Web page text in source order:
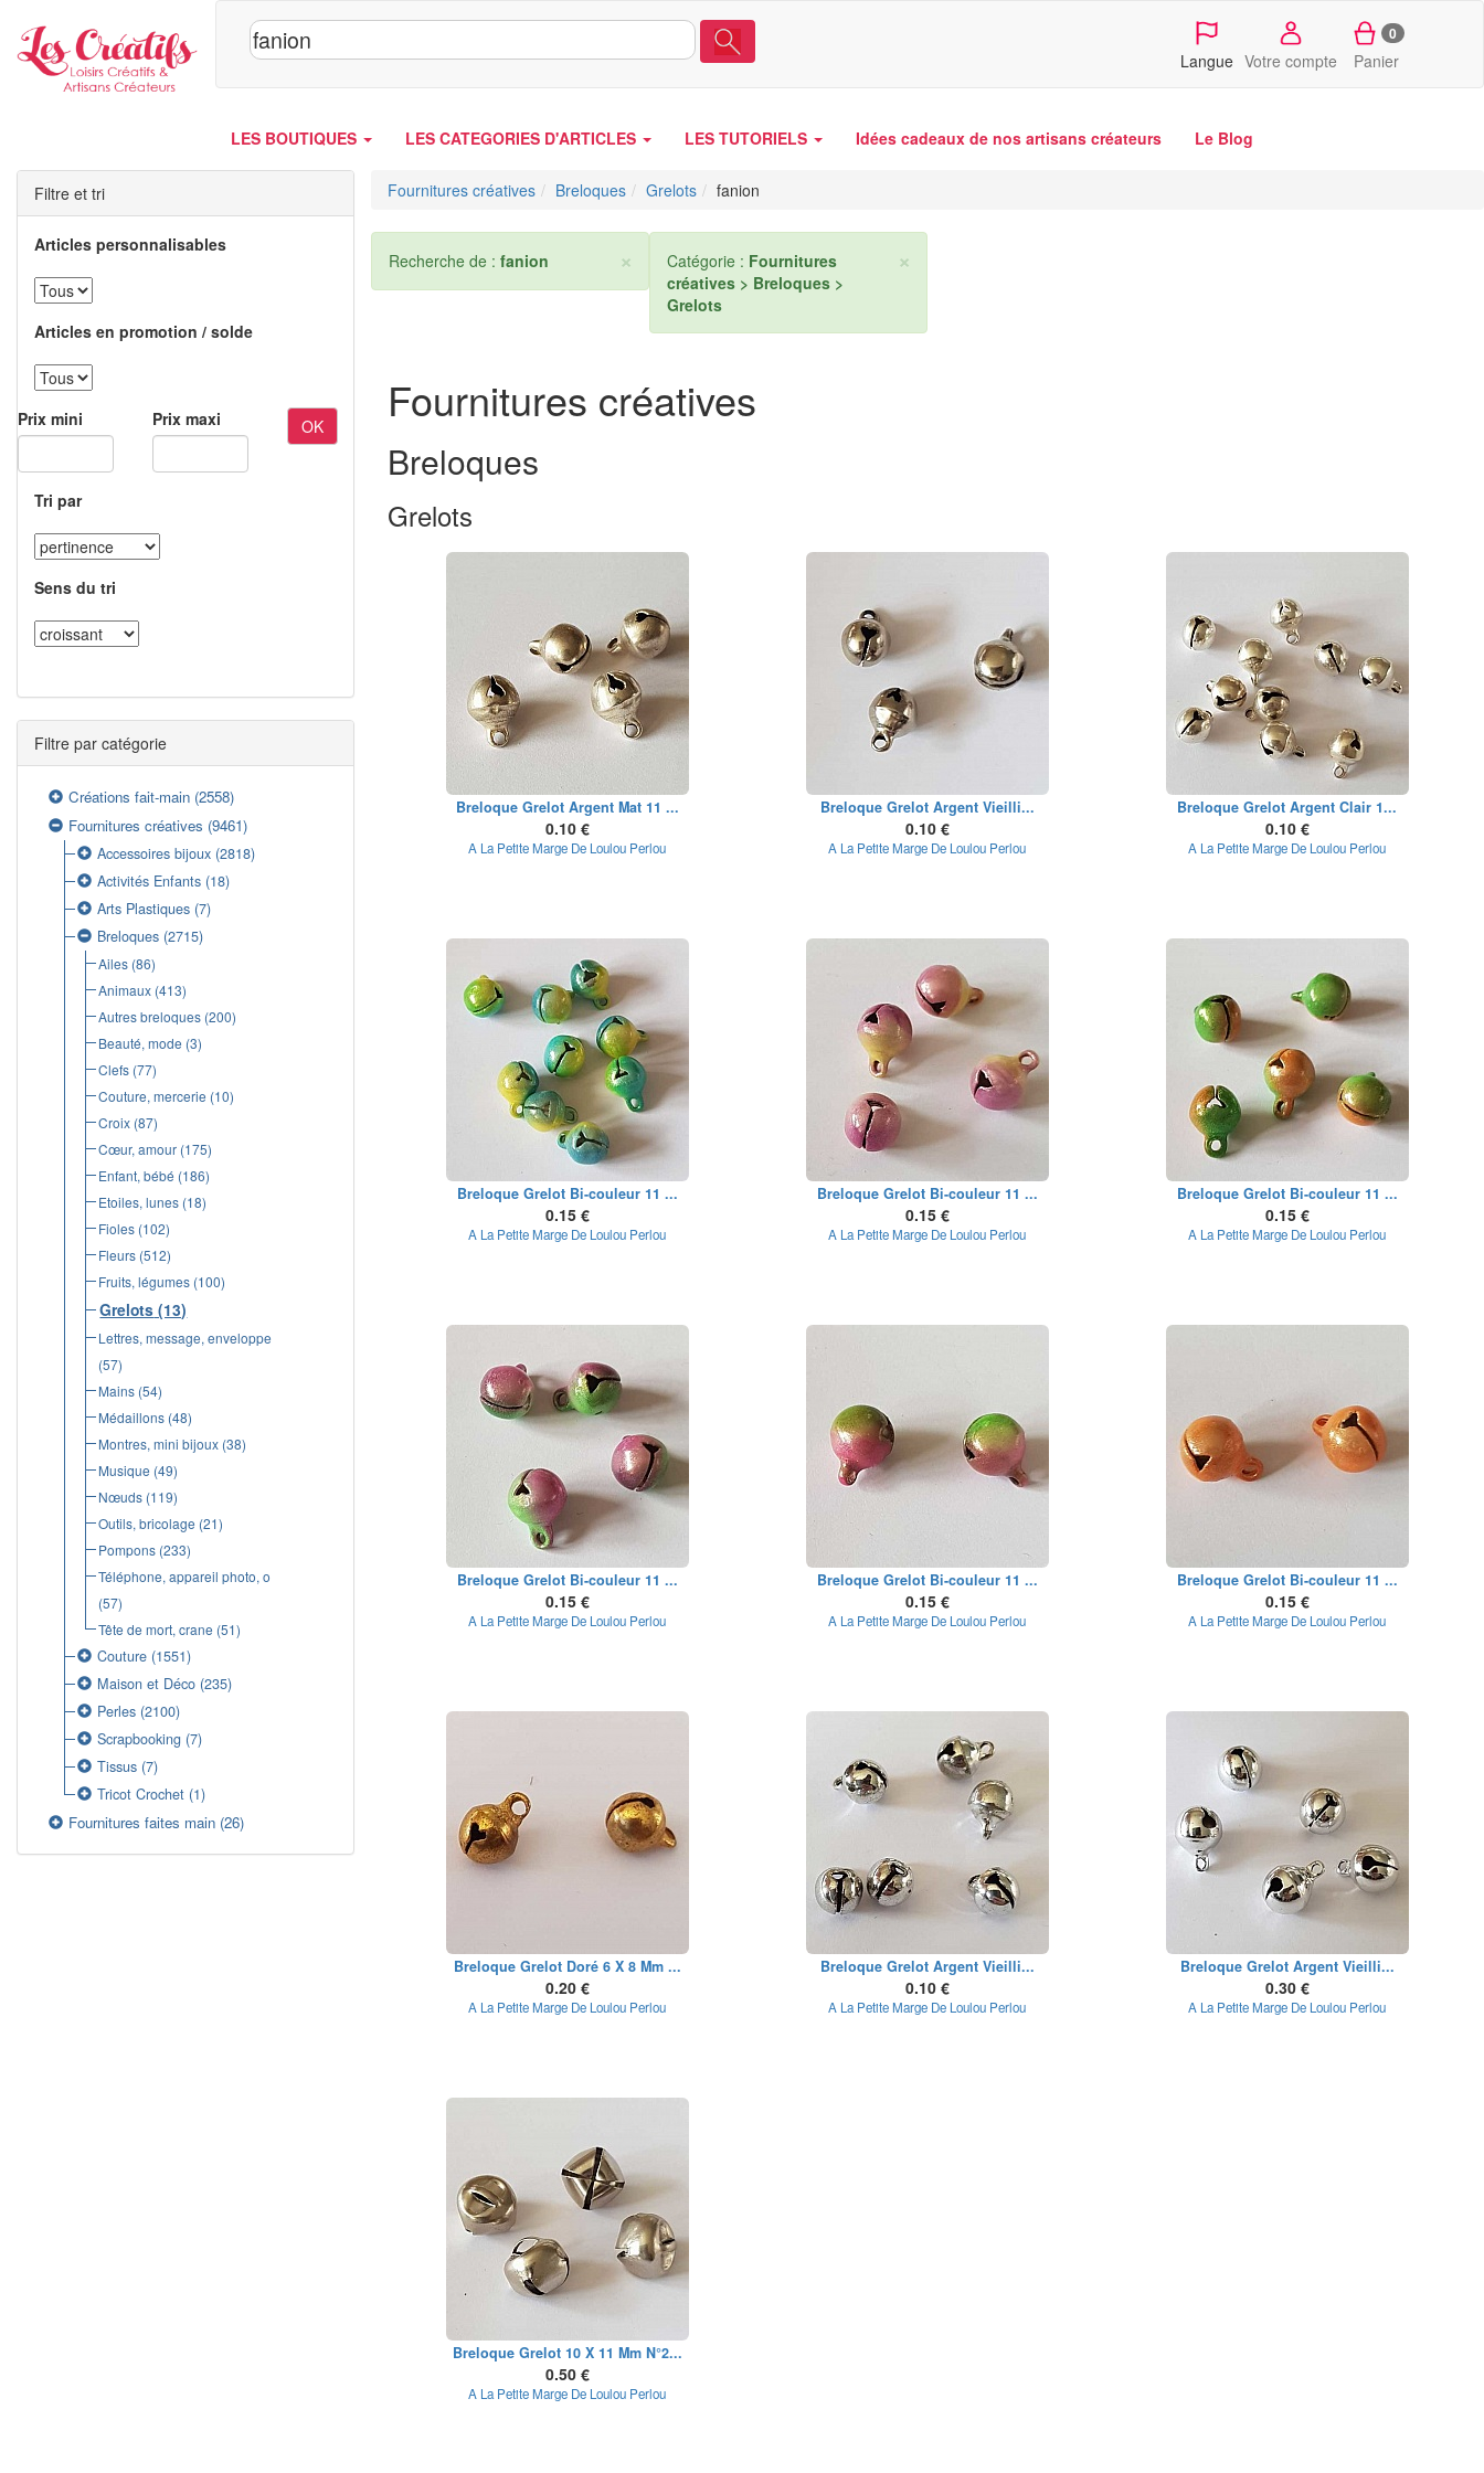
Langue Votre compte
0
Panier
LES BOUTIQUES LES CATEGORIES D'ARTICLES LES TUTORIELS Idées cadeaux de nos artisans créateurs Le Blog
Filtre et tri
Articles personnalisables
Articles en promotion / solde
Prix mini Prix maxi OK
Tri par
Sens du tri
Filtre par catégorie
Créations fait-main (2558)
Fournitures créatives (9461)
Accessoires bijoux (2818)
Activités Enfants (18)
Arts Plastiques (7)
Breloques (2715)
Ailes(86)
Animaux(413)
Autres breloques(200)
Beauté, mode (3)
Clefs(77)
Couture, mercerie (10)
Croix(87)
Cœur, amour(175)
Enfant, bébé (186)
Etoiles, lunes(18)
Fioles(102)
Fleurs(512)
Fruits, légumes(100)
Grelots (13)
Lettres, message, enveloppe
(57)
Mains(54)
Médaillons(48)
Montres, mini bijoux(38)
Musique (49)
Nœuds(119)
Outils, bricolage (21)
Pompons(233)
Téléphone, appareil photo, o
(57)
Tête de mort, crane (51)
Couture (1551)
Maison et Déco (235)
Perles (2100)
Scrapbooking (7)
Tissus (7)
Tricot Crochet (1)
Fournitures faites main (26)
Fournitures créatives Breloques Grelots fanion
×
Recherche de : fanion ×
Catégorie : Fournitures
créatives > Breloques >
Grelots
Fournitures créatives
Breloques
Grelots
Breloque Grelot Argent Mat 11 ...
0.10 €
A La Petite Marge De Loulou Perlou
Breloque Grelot Argent Vieilli...
0.10 €
A La Petite Marge De Loulou Perlou
Breloque Grelot Argent Clair 1...
0.10 €
A La Petite Marge De Loulou Perlou
Breloque Grelot Bi-couleur 11 ...
0.15 €
A La Petite Marge De Loulou Perlou
Breloque Grelot Bi-couleur 11 ...
0.15 €
A La Petite Marge De Loulou Perlou
Breloque Grelot Bi-couleur 11 ...
0.15 €
A La Petite Marge De Loulou Perlou
Breloque Grelot Bi-couleur 11 ...
0.15 €
A La Petite Marge De Loulou Perlou
Breloque Grelot Bi-couleur 11 ...
0.15 €
A La Petite Marge De Loulou Perlou
Breloque Grelot Bi-couleur 11 ...
0.15 €
A La Petite Marge De Loulou Perlou
Breloque Grelot Doré 6 X 8 Mm ...
0.20 €
A La Petite Marge De Loulou Perlou
Breloque Grelot Argent Vieilli...
0.10 €
A La Petite Marge De Loulou Perlou
Breloque Grelot Argent Vieilli...
0.30 €
A La Petite Marge De Loulou Perlou
Breloque Grelot 10 X 11 Mm N°2...
0.50 €
A La Petite Marge De Loulou Perlou